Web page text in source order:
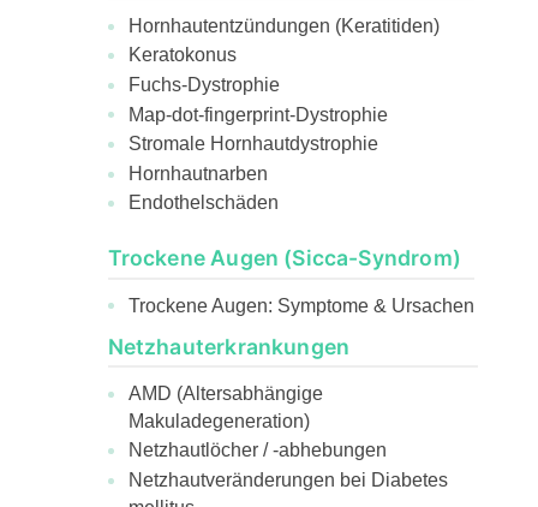
Hornhautentzündungen (Keratitiden)
Keratokonus
Fuchs-Dystrophie
Map-dot-fingerprint-Dystrophie
Stromale Hornhautdystrophie
Hornhautnarben
Endothelschäden
Trockene Augen (Sicca-Syndrom)
Trockene Augen: Symptome & Ursachen
Netzhauterkrankungen
AMD (Altersabhängige
Makuladegeneration)
Netzhautlöcher / -abhebungen
Netzhautveränderungen bei Diabetes